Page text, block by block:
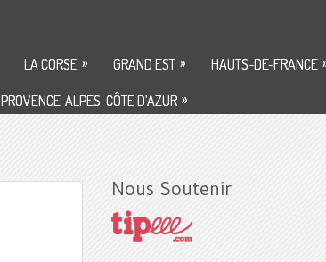
LA CORSE » GRAND EST » HAUTS-DE-FRANCE
PROVENCE-ALPES-CÔTE D’AZUR »
Nous Soutenir